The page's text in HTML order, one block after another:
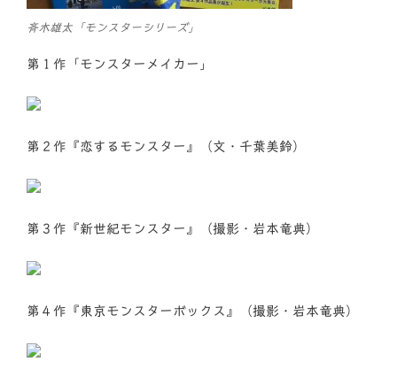
斉木雄太「モンスターシリーズ」
第１作「モンスターメイカー」
第２作『恋するモンスター』（文・千葉美鈴）
第３作『新世紀モンスター』（撮影・岩本竜典）
第４作『東京モンスターボックス』（撮影・岩本竜典）